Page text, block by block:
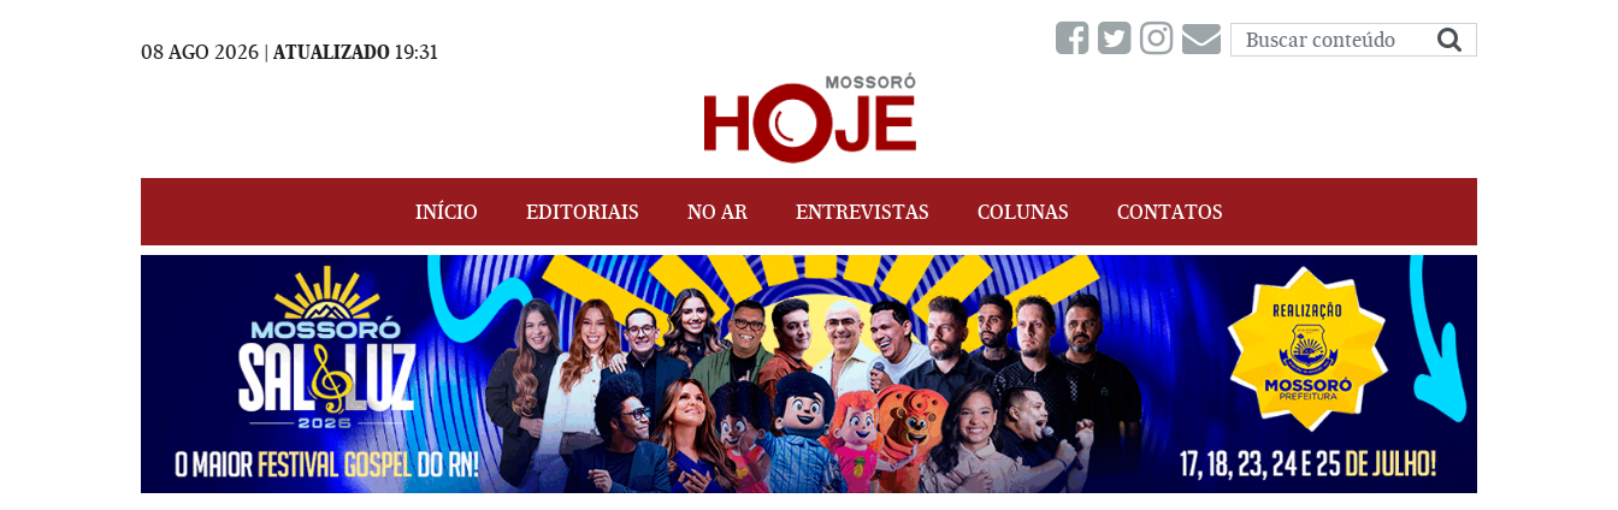
08 AGO 2026 | ATUALIZADO 19:31
INÍCIO EDITORIAIS NO AR ENTREVISTAS COLUNAS CONTATOS